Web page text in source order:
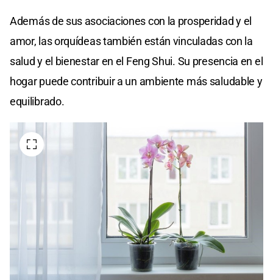
Además de sus asociaciones con la prosperidad y el
amor, las orquídeas también están vinculadas con la
salud y el bienestar en el Feng Shui. Su presencia en el
hogar puede contribuir a un ambiente más saludable y
equilibrado.